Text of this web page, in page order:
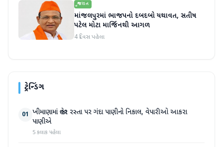
ગુજરાત
માંજલપુરમાં ભાજપનો દબદબો યથાવત, સતીષ
પટેલ મોટા માર્જિનથી આગળ
4 દિવસ પહેલા
ટ્રેન્ડિંગ
01 ખીમાણામાં જાહેર રસ્તા પર ગંદા પાણીનો નિકાલ, વેપારીઓ આકરા
પાણીએ
5 કલાક પહેલા